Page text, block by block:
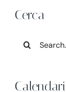
Cerca
for:
Calendari